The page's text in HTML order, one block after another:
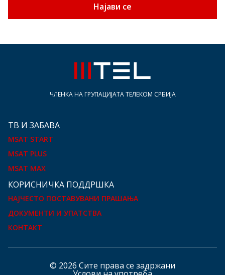
Најави се
ЧЛЕНКА НА ГРУПАЦИЈАТА ТЕЛЕКОМ СРБИЈА
ТВ И ЗАБАВА
MSAT START
MSAT PLUS
MSAT MAX
КOРИСНИЧКА ПОДДРШКА
НАЈЧЕСТО ПОСТАВУВАНИ ПРАШАЊА
ДОКУМЕНТИ И УПАТСТВА
КОНТАКТ
© 2026 Сите права се задржани